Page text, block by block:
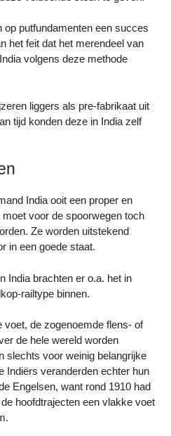
op putfundamenten een succes
het feit dat het merendeel van
volgens deze methode
liggers als pre-fabrikaat uit
tijd konden deze in India zelf
India ooit een proper en
voor de spoorwegen toch
Ze worden uitstekend
in een goede staat.
India brachten er o.a. het in
railtype binnen.
de zogenoemde flens- of
de hele wereld worden
slechts voor weinig belangrijke
Indiërs veranderden echter hun
Engelsen, want rond 1910 had
hoofdtrajecten een vlakke voet